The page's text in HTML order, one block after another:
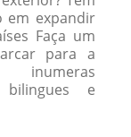
em expandir
Faça um
para a
inumeras
bilingues e